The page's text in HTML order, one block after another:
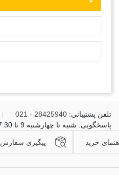
تلفن پشتیبانی: 28425940 - 021
پاسخگویی: شنبه تا چهارشنبه 9 تا 17:30، پنجشنبه 9 تا 14:30
خرید پیگیری سفارش